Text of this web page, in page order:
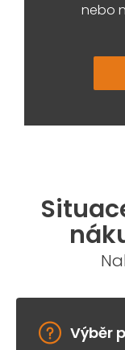
nebo
Výběr